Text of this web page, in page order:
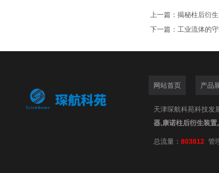
上一篇： 揭秘柱后衍
下一篇： 工业流体的
网站首页 产品
天津琛航科苑科技发
器,康诺柱后衍生装
总流量： 803812 管